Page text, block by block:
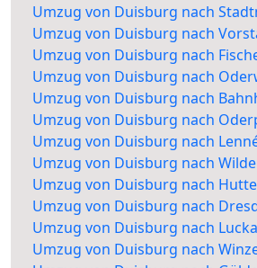
Umzug von Duisburg nach
Umzug von Duisburg nach
Umzug von Duisburg nach
Umzug von Duisburg nach
Umzug von Duisburg nach
Umzug von Duisburg nach
Umzug von Duisburg nach
Umzug von Duisburg nach
Umzug von Duisburg nach
Umzug von Duisburg nach
Umzug von Duisburg nach
Umzug von Duisburg nach